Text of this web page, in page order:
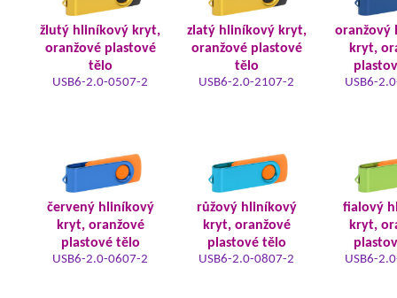
žlutý hliníkový kryt,
oranžové plastové
tělo
USB6-2.0-0507-2
zlatý hliníkový kryt,
oranžové plastové
tělo
USB6-2.0-2107-2
oranžový
kryt,
USB6-
červený hliníkový
kryt, oranžové
plastové tělo
USB6-2.0-0607-2
růžový hliníkový
kryt, oranžové
plastové tělo
USB6-2.0-0807-2
fialový
kryt,
USB6-